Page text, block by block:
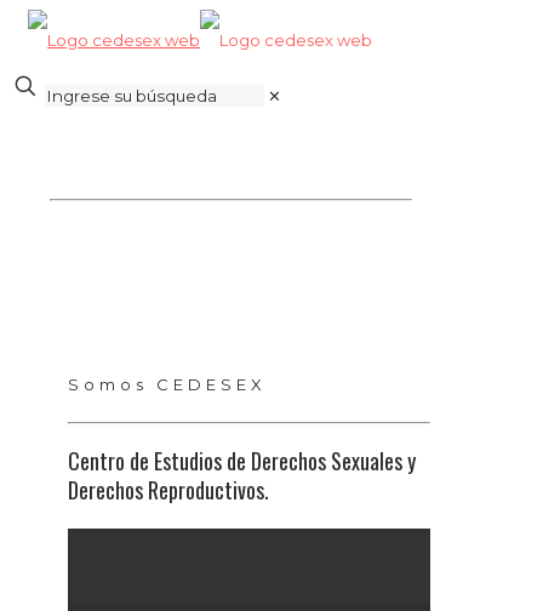
✕
Somos CEDESEX
Centro de Estudios de Derechos Sexuales y
Derechos Reproductivos.